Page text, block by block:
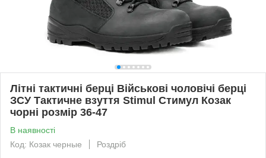
Літні тактичні берці Військові чоловічі берці
ЗСУ Тактичне взуття Stimul Стимул Козак
чорні розмір 36-47
В наявності
Код: Козак черные
Роздріб